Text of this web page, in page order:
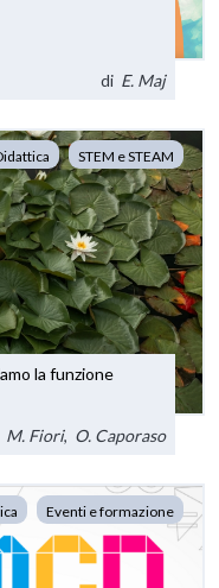
di E. Maj
STEM e STEAM
la funzione
M. Fiori, O. Caporaso
Eventi e formazione